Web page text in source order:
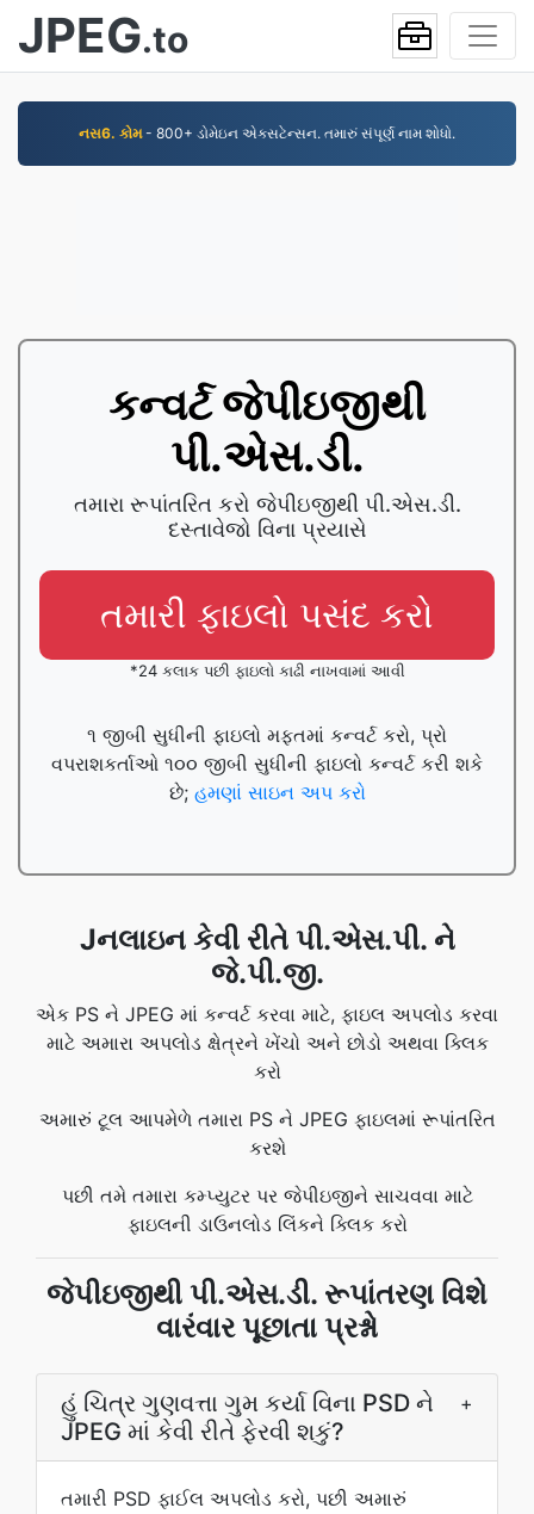
JPEG.to
નસ6. કોમ- 800+ ડોમેઇન એક્સટેન્સન. તમારું સંપૂર્ણ નામ શોધો.
કન્વર્ટ જેપીઇજીથી
પી.એસ.ડી.
તમારા રૂપાંતરિત કરો જેપીઇજીથી પી.એસ.ડી.
દસ્તાવેજો વિના પ્રયાસે
તમારી ફાઇલો પસંદ કરો
*24 કલાક પછી ફાઇલો કાઢી નાખવામાં આવી
૧ જીબી સુધીની ફાઇલો મફતમાં કન્વર્ટ કરો, પ્રો
વપરાશકર્તાઓ ૧૦૦ જીબી સુધીની ફાઇલો કન્વર્ટ કરી શકે
છે; હમણાં સાઇન અપ કરો
Jનલાઇન કેવી રીતે પી.એસ.પી. ને
જે.પી.જી.
એક PS ને JPEG માં કન્વર્ટ કરવા માટે, ફાઇલ અપલોડ કરવા
માટે અમારા અપલોડ ક્ષેત્રને ખેંચો અને છોડો અથવા ક્લિક
કરો
અમારું ટૂલ આપમેળે તમારા PS ને JPEG ફાઇલમાં રૂપાંતરિત
કરશે
પછી તમે તમારા કમ્પ્યુટર પર જેપીઇજીને સાચવવા માટે
ફાઇલની ડાઉનલોડ લિંકને ક્લિક કરો
જેપીઇજીથી પી.એસ.ડી. રૂપાંતરણ વિશે
વારંવાર પૂછાતા પ્રશ્નો
હું ચિત્ર ગુણવત્તા ગુમ કર્યા વિના PSD ને
JPEG માં કેવી રીતે ફેરવી શકું?
+
તમારી PSD ફાઈલ અપલોડ કરો, પછી અમારું